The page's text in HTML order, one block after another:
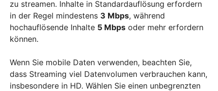
zu streamen. Inhalte in Standardauflösung erfordern
in der Regel mindestens 3 Mbps, während
hochauflösende Inhalte 5 Mbps oder mehr erfordern
können.
Wenn Sie mobile Daten verwenden, beachten Sie,
dass Streaming viel Datenvolumen verbrauchen kann,
insbesondere in HD. Wählen Sie einen unbegrenzten